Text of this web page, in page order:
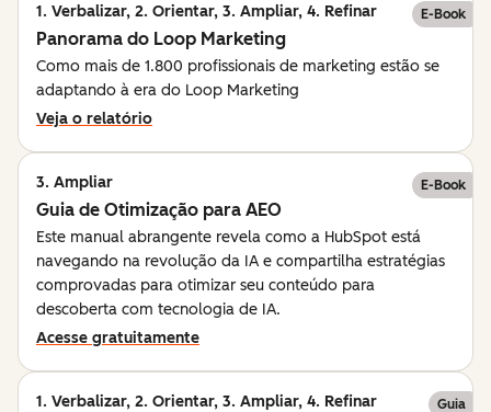
1. Verbalizar, 2. Orientar, 3. Ampliar, 4. Refinar E-Book
Panorama do Loop Marketing
Como mais de 1.800 profissionais de marketing estão se
adaptando à era do Loop Marketing
Veja o relatório
3. Ampliar E-Book
Guia de Otimização para AEO
Este manual abrangente revela como a HubSpot está
navegando na revolução da IA e compartilha estratégias
comprovadas para otimizar seu conteúdo para
descoberta com tecnologia de IA.
Acesse gratuitamente
1. Verbalizar, 2. Orientar, 3. Ampliar, 4. Refinar Guia